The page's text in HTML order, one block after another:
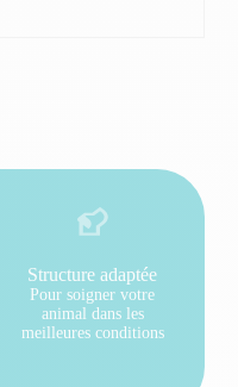
Structure adaptée
Pour soigner votre
animal dans les
meilleures conditions